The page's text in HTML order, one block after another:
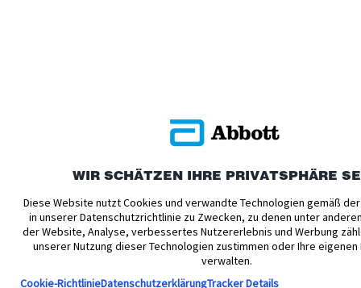
WIR SCHÄTZEN IHRE PRIVATSPHÄRE
Diese Website nutzt Cookies und verwandte Technologien gemäß
in unserer Datenschutzrichtlinie zu Zwecken, zu denen unter
der Website, Analyse, verbessertes Nutzererlebnis und Werbung
unserer Nutzung dieser Technologien zustimmen oder Ihre
verwalten.
Cookie-RichtlinieDatenschutzerklärungTracker Details